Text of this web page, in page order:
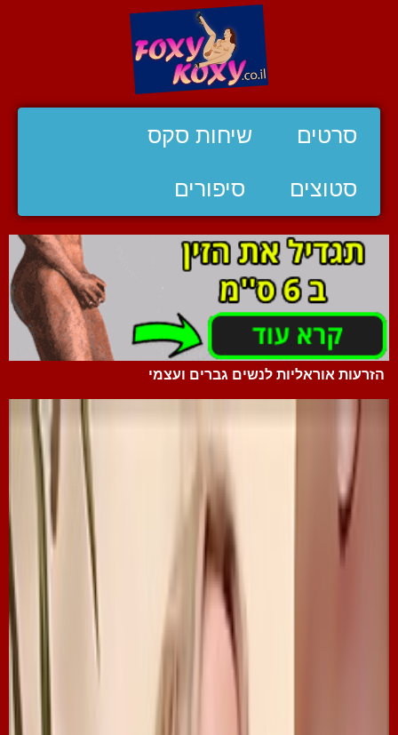
סרטים שיחות סקס
סטוצים סיפורים
הזרעות אוראליות לנשים גברים ועצמי